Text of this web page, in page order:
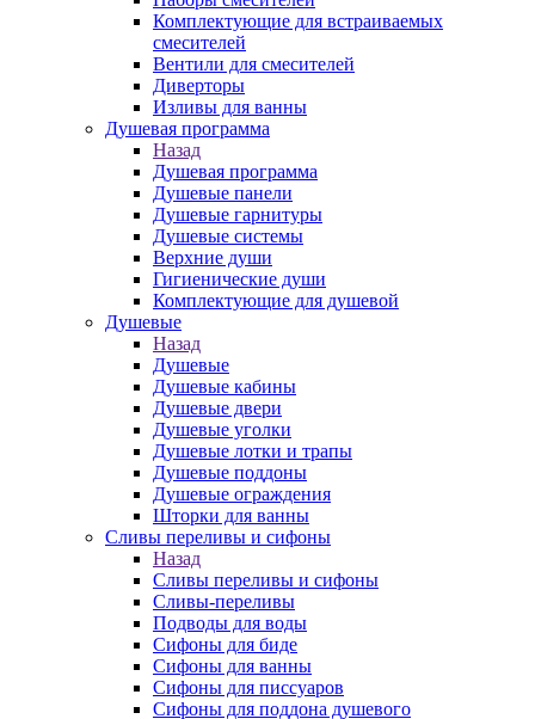
Комплектующие для встраиваемых
смесителей
Вентили для смесителей
Диверторы
Изливы для ванны
Душевая программа
Назад
Душевая программа
Душевые панели
Душевые гарнитуры
Душевые системы
Верхние души
Гигиенические души
Комплектующие для душевой
Душевые
Назад
Душевые
Душевые кабины
Душевые двери
Душевые уголки
Душевые лотки и трапы
Душевые поддоны
Душевые ограждения
Шторки для ванны
Сливы переливы и сифоны
Назад
Сливы переливы и сифоны
Сливы-переливы
Подводы для воды
Сифоны для биде
Сифоны для ванны
Сифоны для писсуаров
Сифоны для поддона душевого